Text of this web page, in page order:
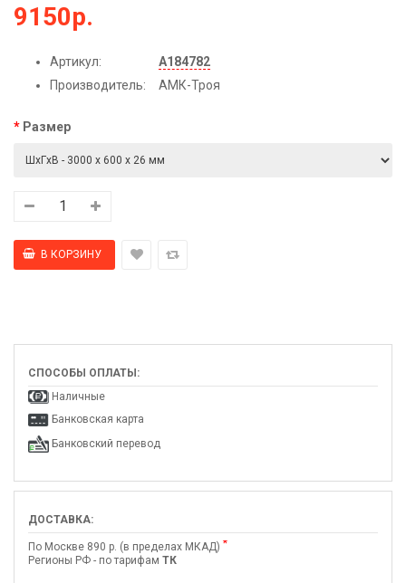
9150р.
Артикул:
А184782
Производитель:
АМК-Троя
Размер
СПОСОБЫ ОПЛАТЫ:
Наличные
Банковская карта
Банковский перевод
ДОСТАВКА:
По Москве 890 р. (в пределах МКАД) *
Регионы РФ - по тарифам ТК